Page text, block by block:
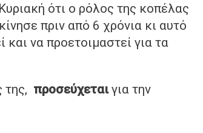
ότι ο ρόλος της κοπέλας
πριν από 6 χρόνια κι αυτό
και να προετοιμαστεί για τα
προσεύχεταιγια την